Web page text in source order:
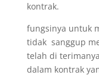
kontrak.
fungsinya untuk
tidak sanggup
telah di
dalam kontrak